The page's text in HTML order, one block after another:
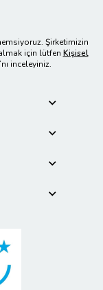
Şirketimizin
için lütfen Kişisel
’nı inceleyiniz.